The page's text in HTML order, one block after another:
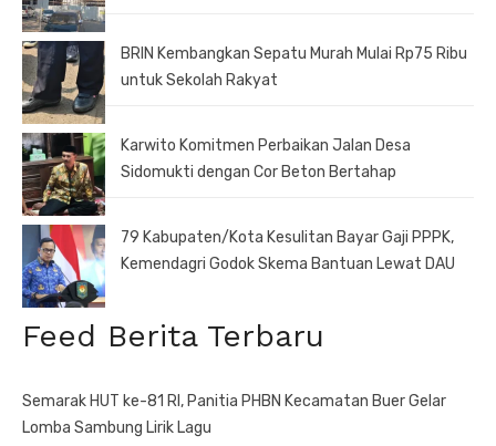
BRIN Kembangkan Sepatu Murah Mulai Rp75 Ribu
untuk Sekolah Rakyat
Karwito Komitmen Perbaikan Jalan Desa
Sidomukti dengan Cor Beton Bertahap
79 Kabupaten/Kota Kesulitan Bayar Gaji PPPK,
Kemendagri Godok Skema Bantuan Lewat DAU
Feed Berita Terbaru
Semarak HUT ke-81 RI, Panitia PHBN Kecamatan Buer Gelar
Lomba Sambung Lirik Lagu